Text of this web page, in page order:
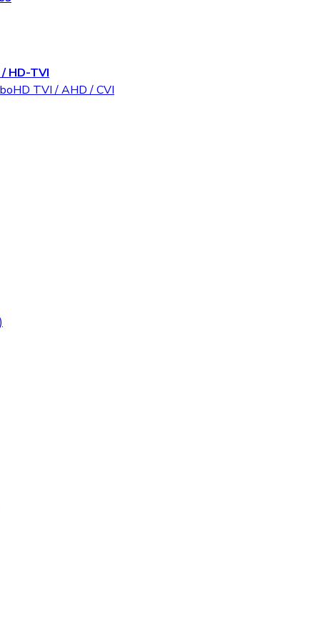
HD-TVI
TVI / AHD / CVI